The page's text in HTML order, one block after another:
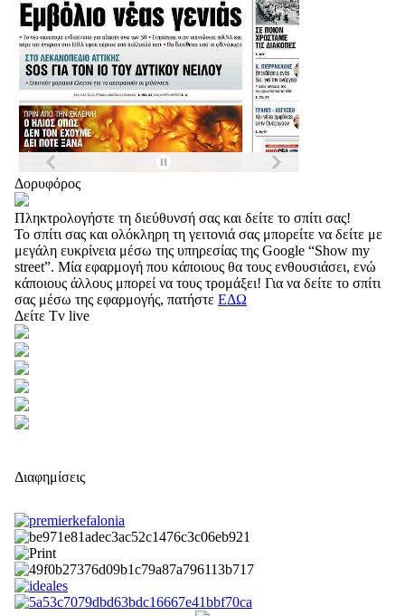
Δορυφόρος
Πληκτρολογήστε τη διεύθυνσή σας και δείτε το σπίτι σας!
Το σπίτι σας και ολόκληρη τη γειτονιά σας μπορείτε να δείτε με
μεγάλη ευκρίνεια μέσω της υπηρεσίας της Google “Show my
street”. Μία εφαρμογή που κάποιους θα τους ενθουσιάσει, ενώ
κάποιους άλλους μπορεί να τους τρομάξει! Για να δείτε το σπίτι
σας μέσω της εφαρμογής, πατήστε ΕΔΩ
Δείτε Tv live
Διαφημίσεις